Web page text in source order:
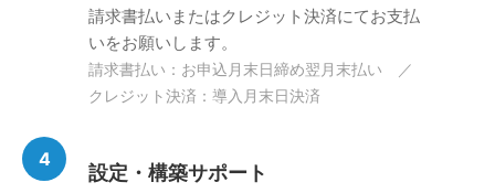
請求書払いまたはクレジット決済にてお支払
いをお願いします。
請求書払い：お申込月末日締め翌月末払い ／
クレジット決済：導入月末日決済
4
設定・構築サポート